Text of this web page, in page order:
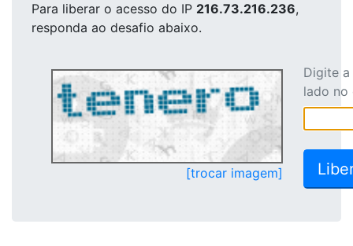
Para liberar o acesso do IP 216.73.216.236,
responda ao desafio abaixo.
[trocar imagem]
Digite
lado no